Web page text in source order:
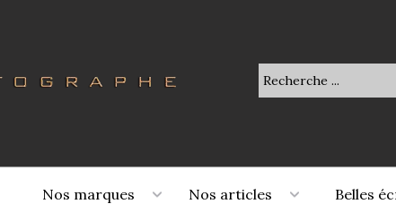
Nos marques Nos articles Belles